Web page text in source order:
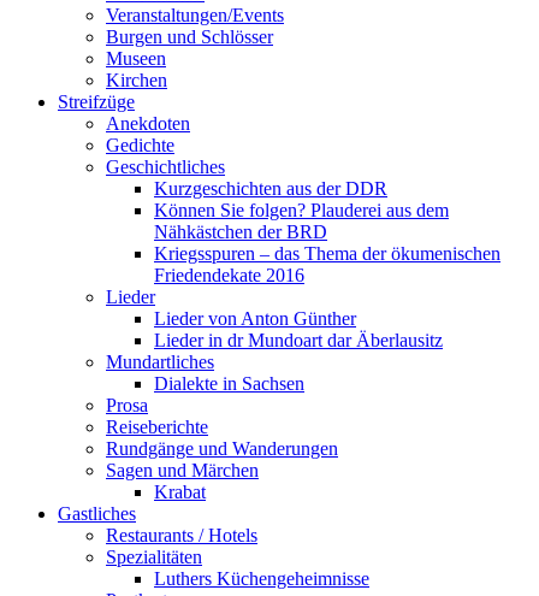
Veranstaltungen/Events
Burgen und Schlösser
Museen
Kirchen
Streifzüge
Anekdoten
Gedichte
Geschichtliches
Kurzgeschichten aus der DDR
Können Sie folgen? Plauderei aus dem
Nähkästchen der BRD
Kriegsspuren – das Thema der ökumenischen
Friedendekate 2016
Lieder
Lieder von Anton Günther
Lieder in dr Mundoart dar Äberlausitz
Mundartliches
Dialekte in Sachsen
Prosa
Reiseberichte
Rundgänge und Wanderungen
Sagen und Märchen
Krabat
Gastliches
Restaurants / Hotels
Spezialitäten
Luthers Küchengeheimnisse